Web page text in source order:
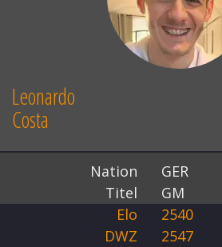
Leonardo
Costa
Nation
GER
Titel
GM
Elo
2540
DWZ
2547